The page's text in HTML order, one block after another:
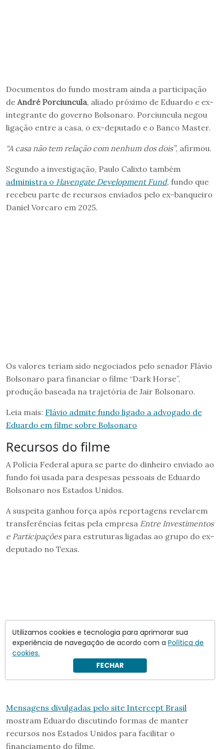
Documentos do fundo mostram ainda a participação
de André Porciuncula, aliado próximo de Eduardo e ex-
integrante do governo Bolsonaro. Porciuncula negou
ligação entre a casa, o ex-deputado e o Banco Master.
“A casa não tem relação com nenhum dos dois”, afirmou.
Segundo a investigação, Paulo Calixto também
administra o Havengate Development Fund, fundo que
recebeu parte de recursos enviados pelo ex-banqueiro
Daniel Vorcaro em 2025.
Os valores teriam sido negociados pelo senador Flávio
Bolsonaro para financiar o filme “Dark Horse”,
produção baseada na trajetória de Jair Bolsonaro.
Leia mais: Flávio admite fundo ligado a advogado de
Eduardo em filme sobre Bolsonaro
Recursos do filme
A Polícia Federal apura se parte do dinheiro enviado ao
fundo foi usada para despesas pessoais de Eduardo
Bolsonaro nos Estados Unidos.
A suspeita ganhou força após reportagens revelarem
transferências feitas pela empresa Entre Investimentos
e Participaçõespara estruturas ligadas ao grupo do ex-
deputado no Texas.
Mensagens divulgadas pelo site Intercept Brasil
mostram Eduardo discutindo formas de manter
recursos nos Estados Unidos para facilitar o
financiamento do filme.
Utilizamos cookies e tecnologia para aprimorar sua
experiência de navegação de acordo com a Política de
cookies.
FECHAR